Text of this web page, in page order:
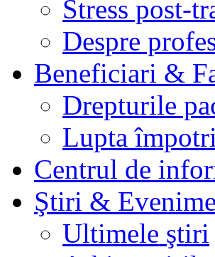
Stress post-
Despre
Beneficiari &
Drepturile
Lupta
Centrul de
Ştiri &
Ultimele ştiri